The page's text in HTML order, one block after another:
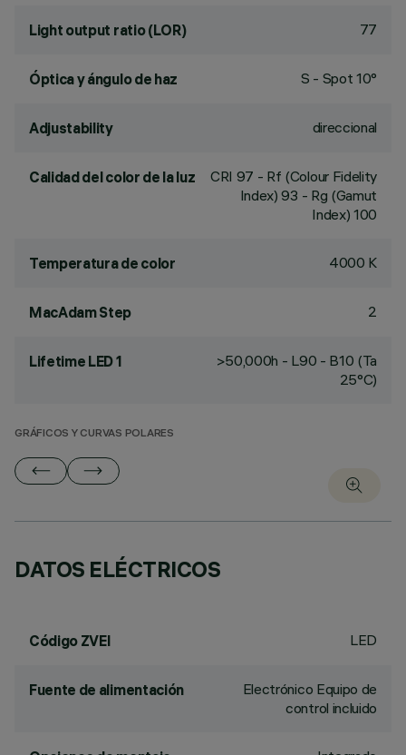
Light output ratio (LOR) 77
Óptica y ángulo de haz S - Spot 10°
Adjustability direccional
Calidad del color de la luz CRI 97 - Rf (Colour Fidelity
Index) 93 - Rg (Gamut
Index) 100
Temperatura de color 4000 K
MacAdam Step 2
Lifetime LED 1
>50,000h - L90 - B10 (Ta
25°C)
GRÁFICOS Y CURVAS POLARES
DATOS ELÉCTRICOS
Código ZVEI LED
Fuente de alimentación
Electrónico Equipo de
control incluido